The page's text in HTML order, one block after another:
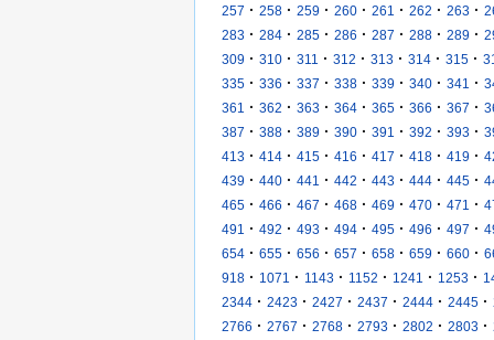
257 · 258 · 259 · 260 · 261 · 262 · 263 ·
283 · 284 · 285 · 286 · 287 · 288 · 289 ·
309 · 310 · 311 · 312 · 313 · 314 · 315 ·
335 · 336 · 337 · 338 · 339 · 340 · 341 ·
361
· 362 · 363 · 364 · 365 · 366 · 367 ·
387 · 388 · 389 · 390 · 391 · 392 · 393 ·
413 · 414 · 415 · 416 · 417 · 418 · 419 ·
439 · 440 · 441 · 442 · 443 · 444 · 445 ·
465 · 466 · 467 · 468 · 469 · 470 · 471 ·
491
· 492 · 493 · 494 · 495 · 496 · 497 ·
654 · 655 · 656 · 657 · 658 · 659 · 660 ·
918 · 1071 · 1143 · 1152 · 1241 · 1253 ·
2344 · 2423 · 2427 · 2437 · 2444 · 2445 ·
2766 · 2767 · 2768 · 2793 · 2802 · 2803 ·